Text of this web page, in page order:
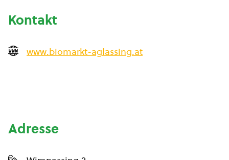
Kontakt
www.biomarkt-aglassing.at
Adresse